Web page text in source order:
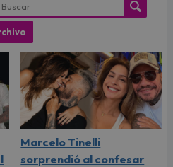
Marcelo Tinelli
sorprendió al confesar